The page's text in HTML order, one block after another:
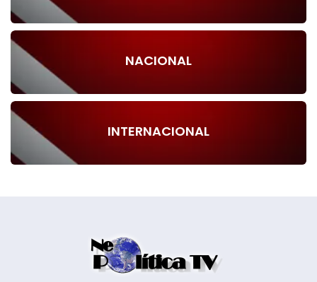
NACIONAL
INTERNACIONAL